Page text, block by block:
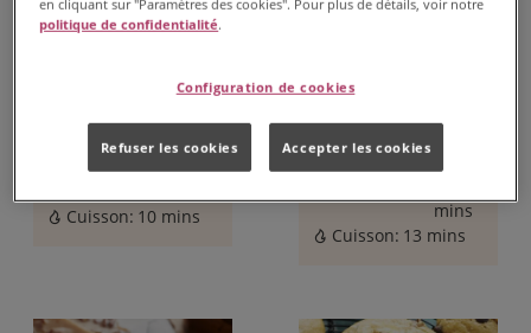
avec nappage
d'arachide
45
Cuisson: 10 mins
anges légers
plume
1 hr
mins
Cuisson: 13 mins
en cliquant sur "Paramètres des cookies". Pour plus de détails, voir notre
politique de confidentialité.
Configuration de cookies
Refuser les cookies Accepter les cookies